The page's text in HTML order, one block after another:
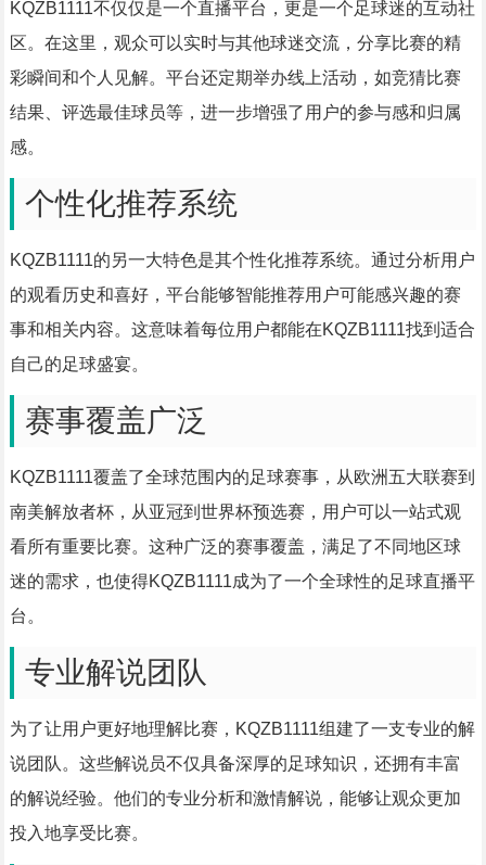
KQZB1111不仅仅是一个直播平台，更是一个足球迷的互动社
区。在这里，观众可以实时与其他球迷交流，分享比赛的精
彩瞬间和个人见解。平台还定期举办线上活动，如竞猜比赛
结果、评选最佳球员等，进一步增强了用户的参与感和归属
感。
个性化推荐系统
KQZB1111的另一大特色是其个性化推荐系统。通过分析用户
的观看历史和喜好，平台能够智能推荐用户可能感兴趣的赛
事和相关内容。这意味着每位用户都能在KQZB1111找到适合
自己的足球盛宴。
赛事覆盖广泛
KQZB1111覆盖了全球范围内的足球赛事，从欧洲五大联赛到
南美解放者杯，从亚冠到世界杯预选赛，用户可以一站式观
看所有重要比赛。这种广泛的赛事覆盖，满足了不同地区球
迷的需求，也使得KQZB1111成为了一个全球性的足球直播平
台。
专业解说团队
为了让用户更好地理解比赛，KQZB1111组建了一支专业的解
说团队。这些解说员不仅具备深厚的足球知识，还拥有丰富
的解说经验。他们的专业分析和激情解说，能够让观众更加
投入地享受比赛。